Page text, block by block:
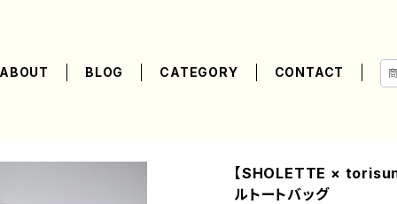
BLOG CATEGORY CONTACT
【SHOLETTE × torisun
ルトートバッグ